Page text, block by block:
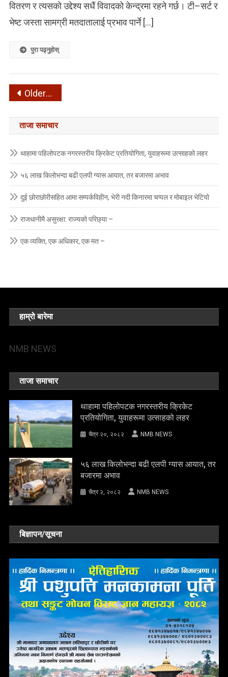
वितरण र त्यसको उद्देश्य सधैं विवादको केन्द्रमा रहने गर्छ। टी–सर्ट र
भेष्ट जस्ता सामग्री मतदातालाई प्रभाव पार्ने […]
पुरा पढ्नुहोस्
Posts
navigation
Older posts
ताजा समाचार
थाहामा पहिलोपटक नगरस्तरीय क्रिकेट प्रतियोगिता, युवाहरूमा उत्साहको लहर
५६ लाख किलोभन्दा बढी एलपी ग्यास आयात, तर बजारमा अभाव
दुई छोराछोरीसहित आमा सम्पर्कविहीन, भेरी नदी किनारमा चप्पल र मोबाइल भेटियो
राजधानीमै असुरक्षा: राज्यको परिछ्या –
एक व्यक्ति, एक अधिकार, एक मत –
हाम्रो बारेमा
NMB NEWS
ताजा समाचार
थाहामा पहिलोपटक नगरस्तरीय क्रिकेट
प्रतियोगिता, युवाहरूमा उत्साहको लहर
चैत्र २०, २०८२ NMB NEWS
५६ लाख किलोभन्दा बढी एलपी ग्यास आयात, तर
बजारमा अभाव
चैत्र २, २०८२ NMB NEWS
बिज्ञापन/सूचना